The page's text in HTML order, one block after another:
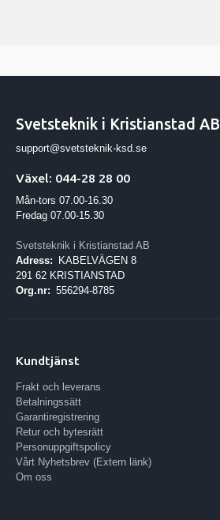
Svetsteknik i Kristianstad AB
support@svetsteknik-ksd.se
Växel: 044-28 28 00
Mån-tors 07.00-16.30
Fredag 07.00-15.30
Svetsteknik i Kristianstad AB
Adress:
KABELVÄGEN 8
291 62 KRISTIANSTAD
Org.nr: 556294-8785
Kundtjänst
Frakt och leverans
Betalningssätt
Garantiregistrering
Retur och bytesrätt
Personuppgiftspolicy
Vårt Nyhetsbrev (Extern länk)
Om oss